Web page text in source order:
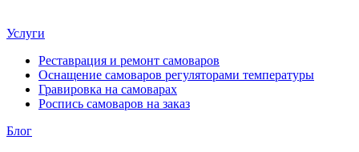
Услуги
Реставрация и ремонт самоваров
Оснащение самоваров регуляторами температуры
Гравировка на самоварах
Роспись самоваров на заказ
Блог